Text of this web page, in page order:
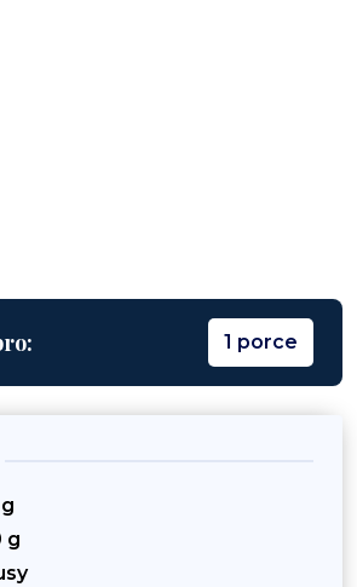
1 porce
g